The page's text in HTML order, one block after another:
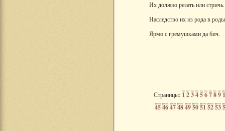
Их должно резать или стричь.
Наследство их из рода в роды
Ярмо с гремушками да бич.
Страницы:1 23456789
454647484950515253